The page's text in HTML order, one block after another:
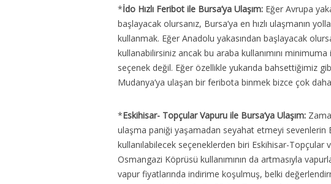
*İdo Hızlı Feribot ile Bursa’ya Ulaşım: Eğer Avrupa
başlayacak olursanız, Bursa’ya en hızlı ulaşmanın
kullanmak. Eğer Anadolu yakasından başlayacak
kullanabilirsiniz ancak bu araba kullanımını
seçenek değil. Eğer özellikle yukarıda bahsettiğimiz
Mudanya’ya ulaşan bir feribota binmek bizce çok daha
*Eskihisar- Topçular Vapuru ile Bursa’ya Ulaşım:
ulaşma paniği yaşamadan seyahat etmeyi sevenlerin
kullanılabilecek seçeneklerden biri Eskihisar-Topçular
Osmangazi Köprüsü kullanımının da artmasıyla
vapur fiyatlarında indirime koşulmuş, belki